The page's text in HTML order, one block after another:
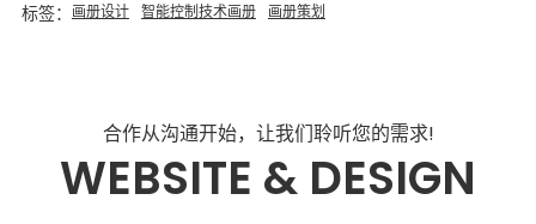
标签： 画册设计 智能控制技术画册 画册策划
合作从沟通开始，让我们聆听您的需求!
WEBSITE & DESIGN